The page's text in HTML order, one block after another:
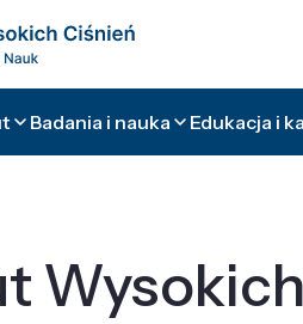
Badania i nauka Edukacja i